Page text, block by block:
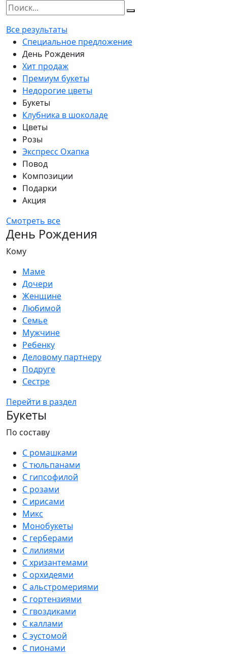
Все результаты
Специальное предложение
День Рождения
Хит продаж
Премиум букеты
Недорогие цветы
Букеты
Клубника в шоколаде
Цветы
Розы
Экспресс Охапка
Повод
Композиции
Подарки
Акция
Смотреть все
День Рождения
Кому
Маме
Дочери
Женщине
Любимой
Семье
Мужчине
Ребенку
Деловому партнеру
Подруге
Сестре
Перейти в раздел
Букеты
По составу
С ромашками
С тюльпанами
С гипсофилой
С розами
С ирисами
Микс
Монобукеты
С герберами
С лилиями
С хризантемами
С орхидеями
С альстромериями
С гортензиями
С гвоздиками
С каллами
С эустомой
С пионами